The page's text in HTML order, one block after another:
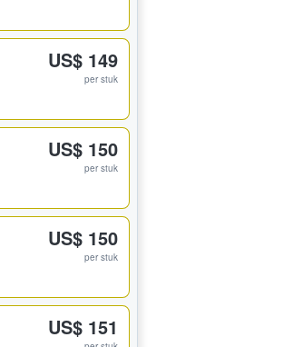
US$ 149
per stuk
US$ 150
per stuk
US$ 150
per stuk
US$ 151